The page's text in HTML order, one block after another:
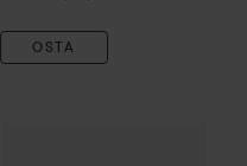
OSTA